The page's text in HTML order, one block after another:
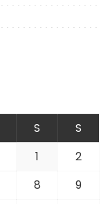
S
S
1
2
8
9